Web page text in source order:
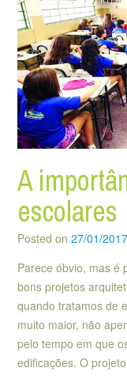
A
escolares
Posted on 27/01/2017
Parece óbvio, mas é
bons projetos
quando tratamos de
muito maior, não
pelo tempo em que
edificações. O